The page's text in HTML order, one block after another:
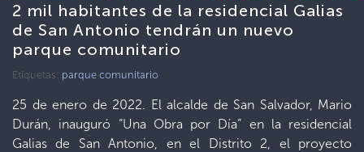
2 mil habitantes de la residencial Galias
de San Antonio tendrán un nuevo
parque comunitario
Etiquetas: parque comunitario
25 de enero de 2022. El alcalde de San Salvador, Mario
Durán, inauguró “Una Obra por Día” en la residencial
Galias de San Antonio, en el Distrito 2, el proyecto